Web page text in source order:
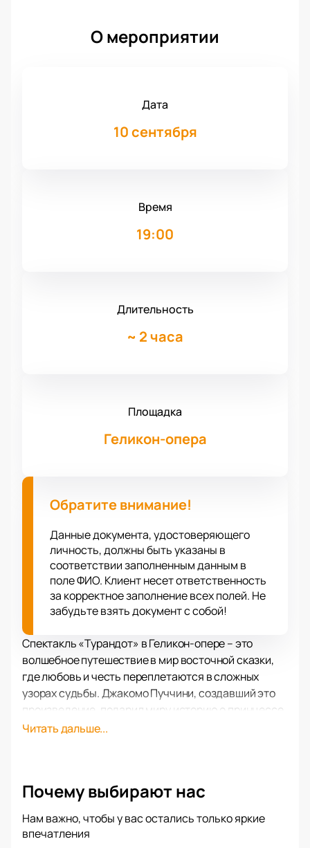
О мероприятии
Дата
10 сентября
Время
19:00
Длительность
~ 2 часа
Площадка
Геликон-опера
Обратите внимание!
Данные документа, удостоверяющего
личность, должны быть указаны в
соответствии заполненным данным в
поле ФИО. Клиент несет ответственность
за корректное заполнение всех полей. Не
забудьте взять документ с собой!
Спектакль «Турандот» в Геликон-опере – это
волшебное путешествие в мир восточной сказки,
где любовь и честь переплетаются в сложных
узорах судьбы. Джакомо Пуччини, создавший это
произведение, подарил миру историю о принцессе,
чья красота пленяет, а загадки становятся
каждую эмоцию вместе с ними.
мастерски воплощает на сцене Геликон-оперы
драматическую историю любви и отчаяния, а
Читать дальше...
Почему выбирают нас
Нам важно, чтобы у вас остались только яркие
впечатления